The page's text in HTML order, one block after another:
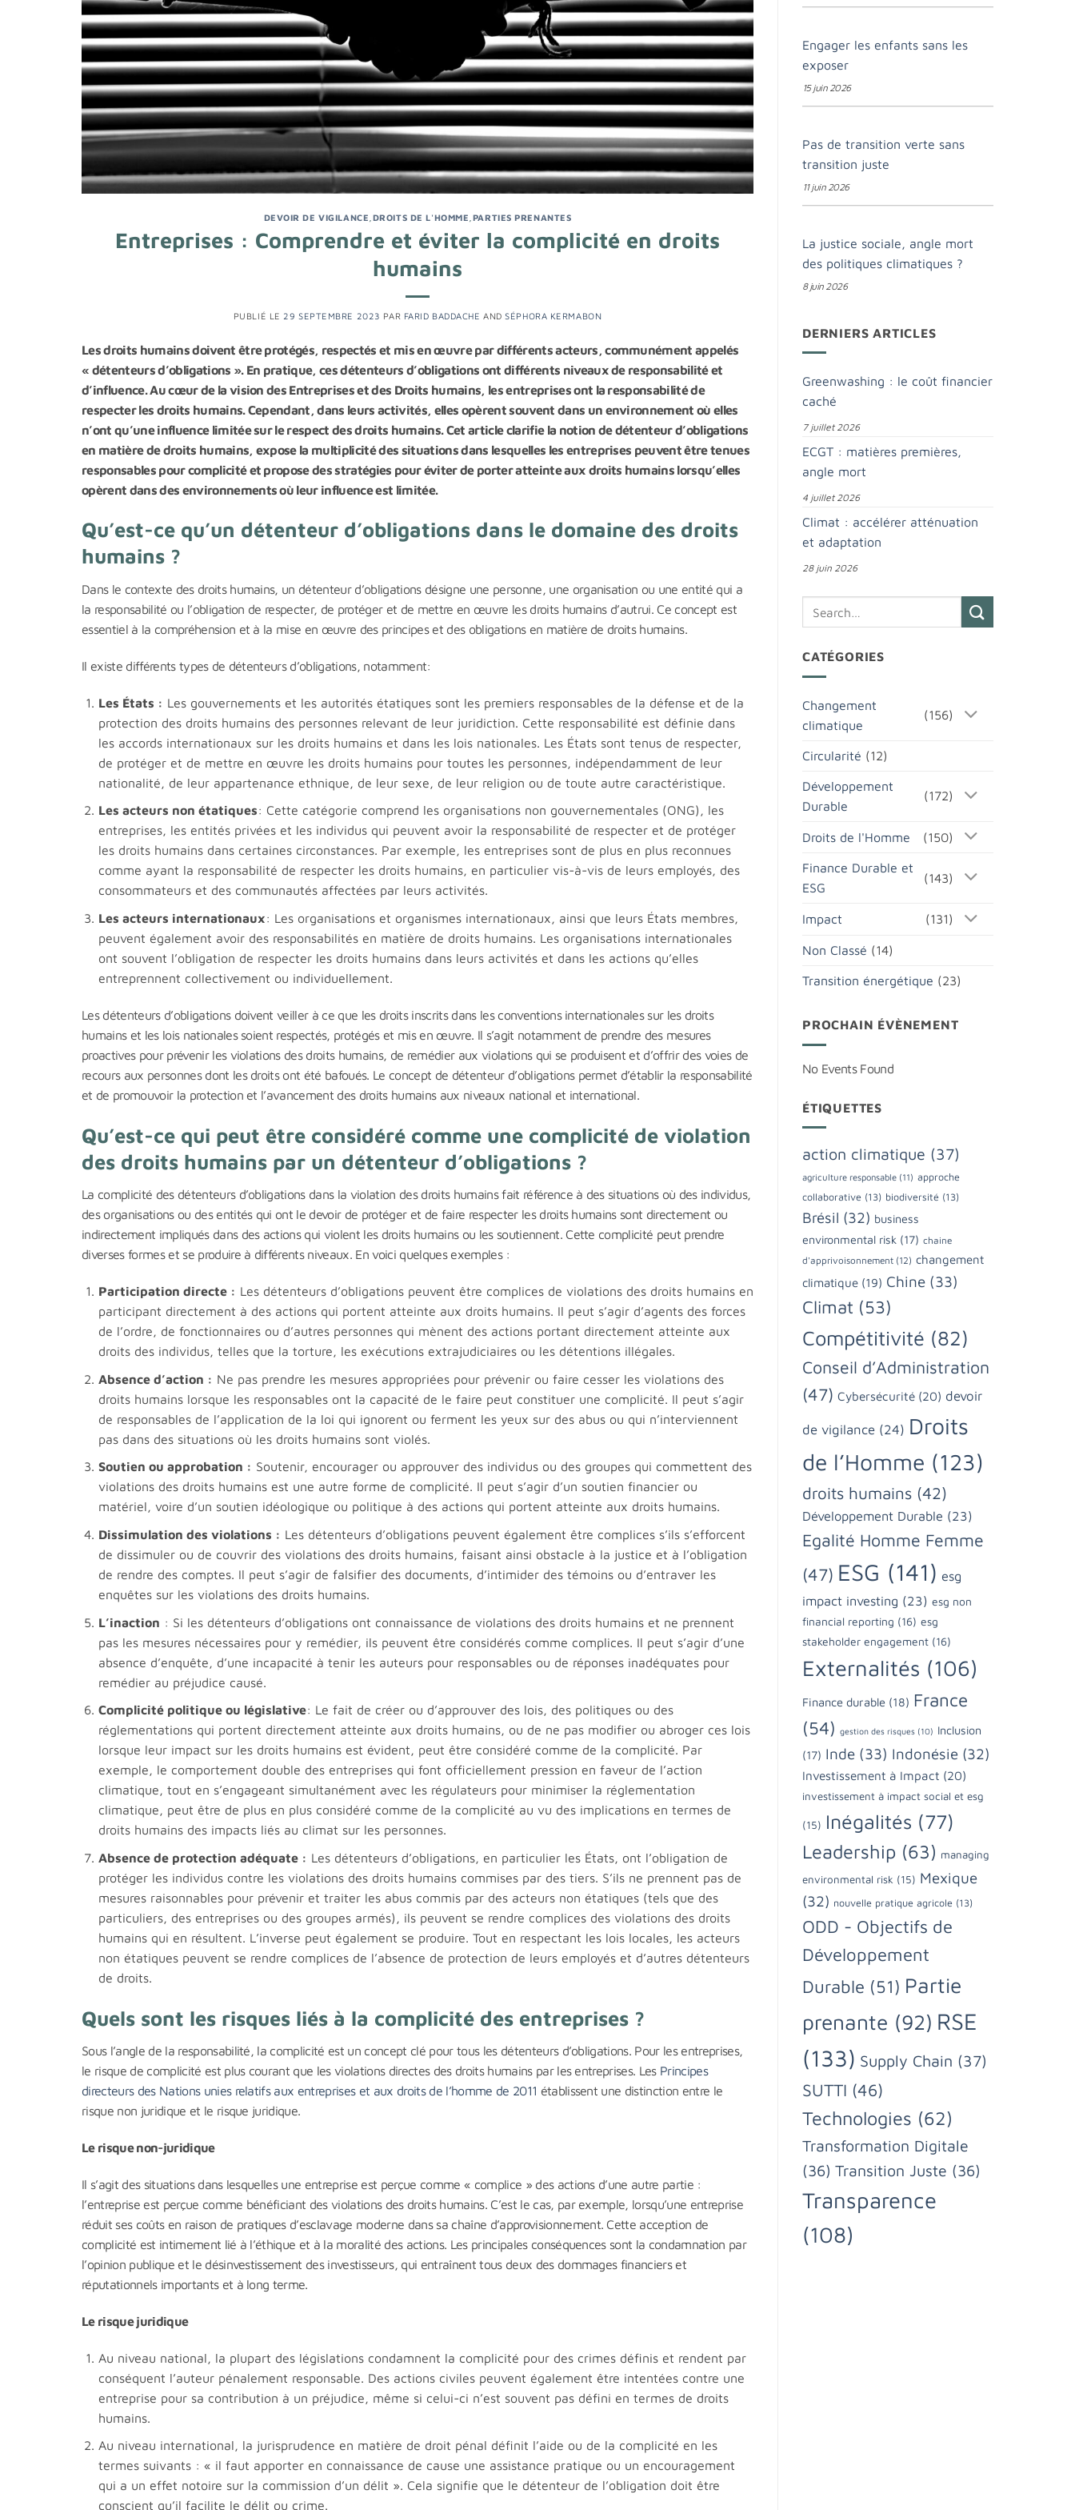
DEVOIR DE VIGILANCE DROITS DE L'HOMME PARTIES PRENANTES
Entreprises : Comprendre et éviter la complicité en droits
humains
PUBLIÉ LE 29 SEPTEMBRE 2023 PAR FARID BADDACHE AND SÉPHORA KERMABON
Les droits humains doivent être protégés, respectés et mis en œuvre par différents acteurs, communément appelés
« détenteurs d’obligations ». En pratique, ces détenteurs d’obligations ont différents niveaux de responsabilité et
d’influence. Au cœur de la vision des Entreprises et des Droits humains, les entreprises ont la responsabilité de
respecter les droits humains. Cependant, dans leurs activités, elles opèrent souvent dans un environnement où elles
n’ont qu’une influence limitée sur le respect des droits humains. Cet article clarifie la notion de détenteur d’obligations
en matière de droits humains, expose la multiplicité des situations dans lesquelles les entreprises peuvent être tenues
responsables pour complicité et propose des stratégies pour éviter de porter atteinte aux droits humains lorsqu’elles
opèrent dans des environnements où leur influence est limitée.
Qu’est-ce qu’un détenteur d’obligations dans le domaine des droits
humains ?
Dans le contexte des droits humains, un détenteur d’obligations désigne une personne, une organisation ou une entité qui a
la responsabilité ou l’obligation de respecter, de protéger et de mettre en œuvre les droits humains d’autrui. Ce concept est
essentiel à la compréhension et à la mise en œuvre des principes et des obligations en matière de droits humains.
Il existe différents types de détenteurs d’obligations, notamment:
Les États : Les gouvernements et les autorités étatiques sont les premiers responsables de la défense et de la
protection des droits humains des personnes relevant de leur juridiction. Cette responsabilité est définie dans
les accords internationaux sur les droits humains et dans les lois nationales. Les États sont tenus de respecter,
de protéger et de mettre en œuvre les droits humains pour toutes les personnes, indépendamment de leur
nationalité, de leur appartenance ethnique, de leur sexe, de leur religion ou de toute autre caractéristique.
Les acteurs non étatiques: Cette catégorie comprend les organisations non gouvernementales (ONG), les
entreprises, les entités privées et les individus qui peuvent avoir la responsabilité de respecter et de protéger
les droits humains dans certaines circonstances. Par exemple, les entreprises sont de plus en plus reconnues
comme ayant la responsabilité de respecter les droits humains, en particulier vis-à-vis de leurs employés, des
consommateurs et des communautés affectées par leurs activités.
Les acteurs internationaux: Les organisations et organismes internationaux, ainsi que leurs États membres,
peuvent également avoir des responsabilités en matière de droits humains. Les organisations internationales
ont souvent l’obligation de respecter les droits humains dans leurs activités et dans les actions qu’elles
entreprennent collectivement ou individuellement.
Les détenteurs d’obligations doivent veiller à ce que les droits inscrits dans les conventions internationales sur les droits
humains et les lois nationales soient respectés, protégés et mis en œuvre. Il s’agit notamment de prendre des mesures
proactives pour prévenir les violations des droits humains, de remédier aux violations qui se produisent et d’offrir des voies de
recours aux personnes dont les droits ont été bafoués. Le concept de détenteur d’obligations permet d’établir la responsabilité
et de promouvoir la protection et l’avancement des droits humains aux niveaux national et international.
Qu’est-ce qui peut être considéré comme une complicité de violation
des droits humains par un détenteur d’obligations ?
La complicité des détenteurs d’obligations dans la violation des droits humains fait référence à des situations où des individus,
des organisations ou des entités qui ont le devoir de protéger et de faire respecter les droits humains sont directement ou
indirectement impliqués dans des actions qui violent les droits humains ou les soutiennent. Cette complicité peut prendre
diverses formes et se produire à différents niveaux. En voici quelques exemples :
Participation directe : Les détenteurs d’obligations peuvent être complices de violations des droits humains en
participant directement à des actions qui portent atteinte aux droits humains. Il peut s’agir d’agents des forces
de l’ordre, de fonctionnaires ou d’autres personnes qui mènent des actions portant directement atteinte aux
droits des individus, telles que la torture, les exécutions extrajudiciaires ou les détentions illégales.
Absence d’action : Ne pas prendre les mesures appropriées pour prévenir ou faire cesser les violations des
droits humains lorsque les responsables ont la capacité de le faire peut constituer une complicité. Il peut s’agir
de responsables de l’application de la loi qui ignorent ou ferment les yeux sur des abus ou qui n’interviennent
pas dans des situations où les droits humains sont violés.
Soutien ou approbation : Soutenir, encourager ou approuver des individus ou des groupes qui commettent des
violations des droits humains est une autre forme de complicité. Il peut s’agir d’un soutien financier ou
matériel, voire d’un soutien idéologique ou politique à des actions qui portent atteinte aux droits humains.
Dissimulation des violations : Les détenteurs d’obligations peuvent également être complices s’ils s’efforcent
de dissimuler ou de couvrir des violations des droits humains, faisant ainsi obstacle à la justice et à l’obligation
de rendre des comptes. Il peut s’agir de falsifier des documents, d’intimider des témoins ou d’entraver les
enquêtes sur les violations des droits humains.
L’inaction : Si les détenteurs d’obligations ont connaissance de violations des droits humains et ne prennent
pas les mesures nécessaires pour y remédier, ils peuvent être considérés comme complices. Il peut s’agir d’une
absence d’enquête, d’une incapacité à tenir les auteurs pour responsables ou de réponses inadéquates pour
remédier au préjudice causé.
Complicité politique ou législative: Le fait de créer ou d’approuver des lois, des politiques ou des
réglementations qui portent directement atteinte aux droits humains, ou de ne pas modifier ou abroger ces lois
lorsque leur impact sur les droits humains est évident, peut être considéré comme de la complicité. Par
exemple, le comportement double des entreprises qui font officiellement pression en faveur de l’action
climatique, tout en s’engageant simultanément avec les régulateurs pour minimiser la réglementation
climatique, peut être de plus en plus considéré comme de la complicité au vu des implications en termes de
droits humains des impacts liés au climat sur les personnes.
Absence de protection adéquate : Les détenteurs d’obligations, en particulier les États, ont l’obligation de
protéger les individus contre les violations des droits humains commises par des tiers. S’ils ne prennent pas de
mesures raisonnables pour prévenir et traiter les abus commis par des acteurs non étatiques (tels que des
particuliers, des entreprises ou des groupes armés), ils peuvent se rendre complices des violations des droits
humains qui en résultent. L’inverse peut également se produire. Tout en respectant les lois locales, les acteurs
non étatiques peuvent se rendre complices de l’absence de protection de leurs employés et d’autres détenteurs
de droits.
Quels sont les risques liés à la complicité des entreprises ?
Sous l’angle de la responsabilité, la complicité est un concept clé pour tous les détenteurs d’obligations. Pour les entreprises,
le risque de complicité est plus courant que les violations directes des droits humains par les entreprises. Les Principes
directeurs des Nations unies relatifs aux entreprises et aux droits de l’homme de 2011 établissent une distinction entre le
risque non juridique et le risque juridique.
Le risque non-juridique
Il s’agit des situations dans lesquelles une entreprise est perçue comme « complice » des actions d’une autre partie :
l’entreprise est perçue comme bénéficiant des violations des droits humains. C’est le cas, par exemple, lorsqu’une entreprise
réduit ses coûts en raison de pratiques d’esclavage moderne dans sa chaîne d’approvisionnement. Cette acception de
complicité est intimement lié à l’éthique et à la moralité des actions. Les principales conséquences sont la condamnation par
l’opinion publique et le désinvestissement des investisseurs, qui entraînent tous deux des dommages financiers et
réputationnels importants et à long terme.
Le risque juridique
Au niveau national, la plupart des législations condamnent la complicité pour des crimes définis et rendent par
conséquent l’auteur pénalement responsable. Des actions civiles peuvent également être intentées contre une
entreprise pour sa contribution à un préjudice, même si celui-ci n’est souvent pas défini en termes de droits
humains.
Au niveau international, la jurisprudence en matière de droit pénal définit l’aide ou de la complicité en les
termes suivants : « il faut apporter en connaissance de cause une assistance pratique ou un encouragement
qui a un effet notoire sur la commission d’un délit ». Cela signifie que le détenteur de l’obligation doit être
conscient qu’il facilite le délit ou crime.
Engager les enfants sans les
exposer
15 juin 2026
Pas de transition verte sans
transition juste
11 juin 2026
La justice sociale, angle mort
des politiques climatiques ?
8 juin 2026
DERNIERS ARTICLES
Greenwashing : le coût financier
caché
7 juillet 2026
ECGT : matières premières,
angle mort
4 juillet 2026
Climat : accélérer atténuation
et adaptation
28 juin 2026
CATÉGORIES
Changement
climatique
(156)
Circularité (12)
Développement
Durable
(172)
Droits de l'Homme (150)
Finance Durable et
ESG
(143)
Impact (131)
Non Classé (14)
Transition énergétique (23)
PROCHAIN ÉVÈNEMENT
No Events Found
ÉTIQUETTES
action climatique (37)
agriculture responsable (11) approche
collaborative (13) biodiversité (13)
Brésil (32) business
environmental risk (17) chaine
d'apprivoisonnement (12) changement
climatique (19) Chine (33)
Climat (53)
Compétitivité (82)
Conseil d’Administration
(47) Cybersécurité (20) devoir
de vigilance (24) Droits
de l’Homme (123)
droits humains (42)
Développement Durable (23)
Egalité Homme Femme
(47) ESG (141) esg
impact investing (23) esg non
financial reporting (16) esg
stakeholder engagement (16)
Externalités (106)
Finance durable (18) France
(54) gestion des risques (10) Inclusion
(17) Inde (33) Indonésie (32)
Investissement à Impact (20)
investissement à impact social et esg
(15) Inégalités (77)
Leadership (63) managing
environmental risk (15) Mexique
(32) nouvelle pratique agricole (13)
ODD - Objectifs de
Développement
Durable (51) Partie
prenante (92) RSE
(133) Supply Chain (37)
SUTTI (46)
Technologies (62)
Transformation Digitale
(36) Transition Juste (36)
Transparence
(108)